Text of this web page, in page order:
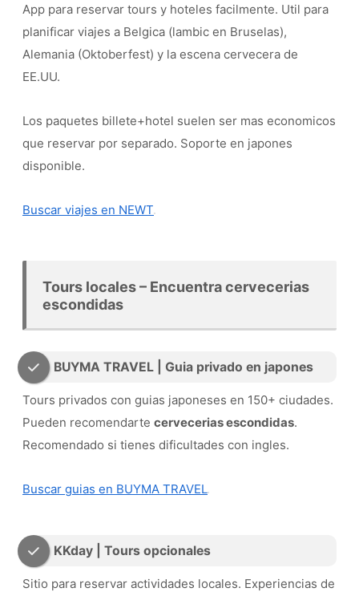
App para reservar tours y hoteles facilmente. Util para
planificar viajes a Belgica (lambic en Bruselas),
Alemania (Oktoberfest) y la escena cervecera de
EE.UU.
Los paquetes billete+hotel suelen ser mas economicos
que reservar por separado. Soporte en japones
disponible.
Buscar viajes en NEWT
Tours locales – Encuentra cervecerias
escondidas
BUYMA TRAVEL | Guia privado en japones
Tours privados con guias japoneses en 150+ ciudades.
Pueden recomendarte cervecerias escondidas.
Recomendado si tienes dificultades con ingles.
Buscar guias en BUYMA TRAVEL
KKday | Tours opcionales
Sitio para reservar actividades locales. Experiencias de